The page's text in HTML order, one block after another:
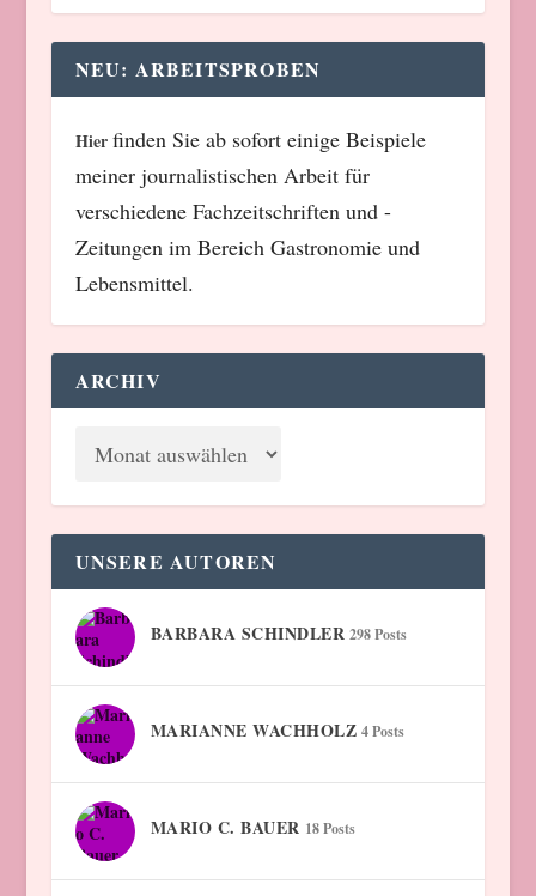
NEU: ARBEITSPROBEN
Hierfinden Sie ab sofort einige Beispiele
meiner journalistischen Arbeit für
verschiedene Fachzeitschriften und -
Zeitungen im Bereich Gastronomie und
Lebensmittel.
ARCHIV
UNSERE AUTOREN
BARBARA SCHINDLER 298 Posts
MARIANNE WACHHOLZ 4 Posts
MARIO C. BAUER 18 Posts